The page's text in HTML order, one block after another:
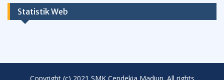
Statistik Web